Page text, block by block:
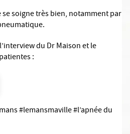
soigne très bien, notamment par
du Dr Maison et le
:
#lemansmaville#l’apnée du